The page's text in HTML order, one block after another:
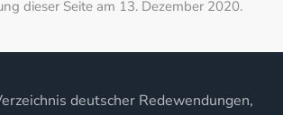
dieser Seite am 13. Dezember 2020.
deutscher Redewendungen,